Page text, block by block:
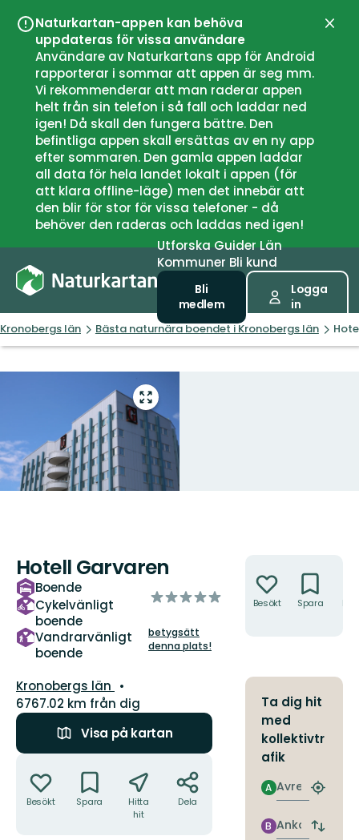
Naturkartan-appen kan behöva
uppdateras för vissa användare
Användare av Naturkartans app för Android
rapporterar i sommar att appen är seg mm.
Vi rekommenderar att man raderar appen
helt från sin telefon i så fall och laddar ned
igen! Då skall den fungera bättre. Den
befintliga appen skall ersättas av en ny app
efter sommaren. Den gamla appen laddar
all data för hela landet lokalt i appen (för
att klara offline-läge) men det innebär att
den blir för stor för vissa telefoner - då
behöver den raderas och laddas ned igen!
UtforskaGuiderLän
Kommuner Bli kund
Bli
medlem
Logga
in
Kronobergs län Bästa naturnära boendet i Kronobergs län
Gå
till
helskärmsläge
Hotell Garvaren
Boende
Cykelvänligt
boende
Vandrarvänligt
boende
av
stjärnor
betygsätt
denna plats!
Län:
Kronobergs län
6767.02 km från dig
Visa på kartan
Besökt Spara
Hitta
hit
Dela
Besökt Spara
Ta dig hit
med
kollektivtr
afik
Avresa
A
Hitta
Ankomst
B
Byt